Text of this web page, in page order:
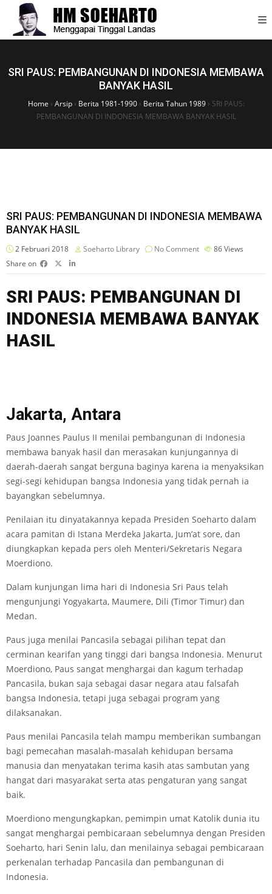
SRI PAUS: PEMBANGUNAN DI INDONESIA MEMBAWA
BANYAK HASIL
Home › Arsip› Berita 1981-1990› Berita Tahun 1989› SRI PAUS:
PEMBANGUNAN DI INDONESIA MEMBAWA BANYAK HASIL
SRI PAUS: PEMBANGUNAN DI INDONESIA MEMBAWA
BANYAK HASIL
2 Februari 2018 Soeharto Library No Comment 86Views
Share on
SRI PAUS: PEMBANGUNAN DI
INDONESIA MEMBAWA BANYAK
HASIL
Jakarta, Antara
Paus Joannes Paulus II menilai pembangunan di Indonesia
membawa banyak hasil dan merasakan kunjungannya di
daerah-daerah sangat berguna baginya karena ia menyaksikan
segi-segi kehidupan bangsa Indonesia yang tidak pernah ia
bayangkan sebelumnya.
Penilaian itu dinyatakannya kepada Presiden Soeharto dalam
acara pamitan di Istana Merdeka Jakarta, Jum’at sore, dan
diungkapkan kepada pers oleh Menteri/Sekretaris Negara
Moerdiono.
Dalam kunjungan lima hari di Indonesia Sri Paus telah
mengunjungi Yogyakarta, Maumere, Dili (Timor Timur) dan
Medan.
Paus juga menilai Pancasila sebagai pilihan tepat dan
cerminan kearifan yang tinggi dari bangsa Indonesia. Menurut
Moerdiono, Paus sangat menghargai dan kagum terhadap
Pancasila, bukan saja sebagai dasar negara atau falsafah
bangsa Indonesia, tetapi juga sebagai program yang
dilaksanakan.
Paus menilai Pancasila telah mampu memberikan sumbangan
bagi pemecahan masalah-masalah kehidupan bersama
manusia dan menyatakan terima kasih atas sambutan yang
hangat dari masyarakat serta atas pengaturan yang sangat
baik.
Moerdiono mengungkapkan, pemimpin umat Katolik dunia itu
sangat menghargai pembicaraan sebelumnya dengan Presiden
Soeharto, hari Senin lalu, dan menilainya sebagai pembicaraan
perkenalan terhadap Pancasila dan pembangunan di
Indonesia.